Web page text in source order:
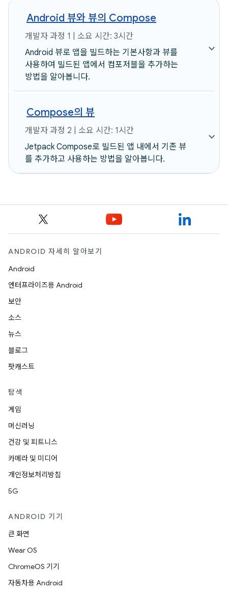
Android 뷰와 뷰의 Compose
개발자 과정 1 | 소요 시간: 3시간
Android 뷰로 앱을 빌드하는 기본사항과 뷰를
사용하여 빌드된 앱에서 컴포저블을 추가하는
방법을 알아봅니다.
Compose의 뷰
개발자 과정 2 | 소요 시간: 1시간
Jetpack Compose로 빌드된 앱 내에서 기존 뷰
를 추가하고 사용하는 방법을 알아봅니다.
ANDROID 자세히 알아보기
Android
엔터프라이즈용 Android
보안
소스
뉴스
블로그
팟캐스트
탐색
게임
머신러닝
건강 및 피트니스
카메라 및 미디어
개인정보처리방침
5G
ANDROID 기기
큰 화면
Wear OS
ChromeOS 기기
자동차용 Android